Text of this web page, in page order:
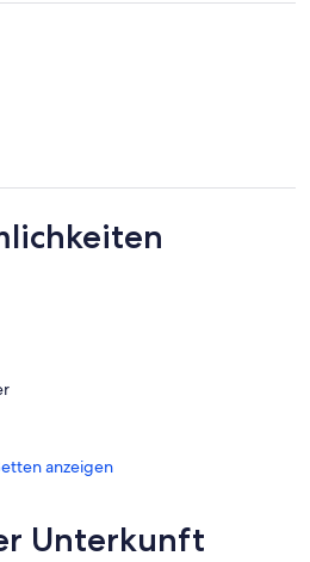
anzeigen
Unterkunft